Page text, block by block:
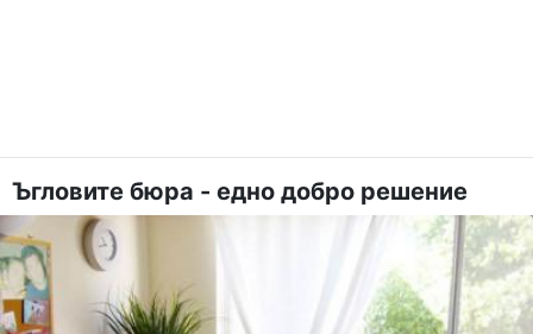
Ъгловите бюра - едно добро решение